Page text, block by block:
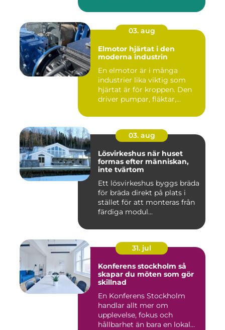
03. aug
Elmotor hjärtat i den
moderna industrin
En elmotor är i många
industrier lika viktig som
hjärtat är för kroppen. Den
driver pumpar, fläktar,...
03. aug
Lösvirkeshus när huset
formas efter människan,
inte tvärtom
Ett lösvirkeshus byggs bräda
för bräda direkt på plats i
stället för att monteras från
färdiga modul...
31. jul
Konferens stockholm så
skapar du möten som gör
skillnad
En Konferens Stockholm
handlar allt mer om
upplevelse, fokus och
hållbarhet än bara en lokal